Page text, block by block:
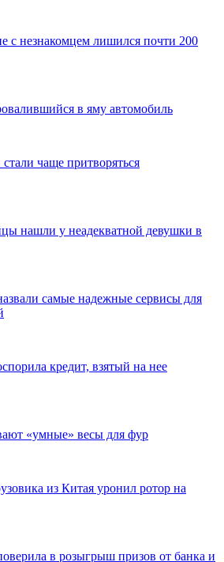
с незнакомцем лишился почти 200
в яму автомобиль
чаще притворяться
нашли у неадекватной девушки в
самые надежные сервисы для
кредит, взятый на нее
«умные» весы для фур
из Китая уронил ротор на
в розыгрыш призов от банка и